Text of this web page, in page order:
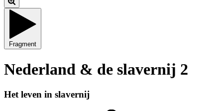
Fragment
Nederland & de slavernij 2
Het leven in slavernij